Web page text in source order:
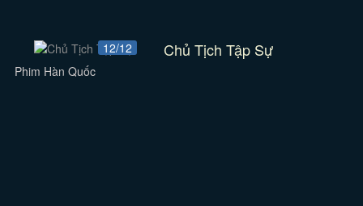
12/12 Chủ Tịch Tập Sự
Phim Hàn Quốc